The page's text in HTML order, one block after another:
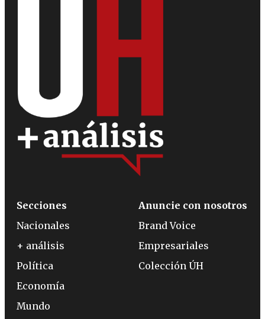
Secciones
Nacionales
+ análisis
Política
Economía
Mundo
Anuncie con nosotros
Brand Voice
Empresariales
Colección ÚH